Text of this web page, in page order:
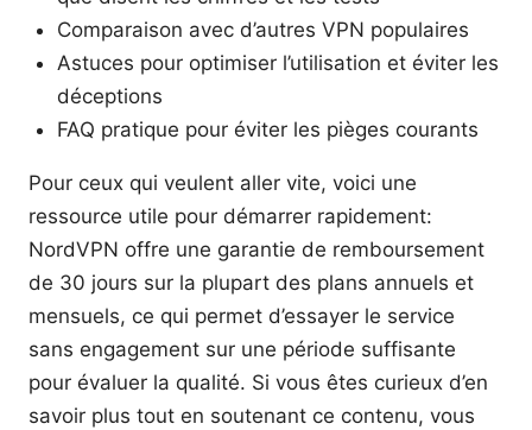
Comparaison avec d’autres VPN populaires
Astuces pour optimiser l’utilisation et éviter les
déceptions
FAQ pratique pour éviter les pièges courants
Pour ceux qui veulent aller vite, voici une
ressource utile pour démarrer rapidement:
NordVPN offre une garantie de remboursement
de 30 jours sur la plupart des plans annuels et
mensuels, ce qui permet d’essayer le service
sans engagement sur une période suffisante
pour évaluer la qualité. Si vous êtes curieux d’en
savoir plus tout en soutenant ce contenu, vous